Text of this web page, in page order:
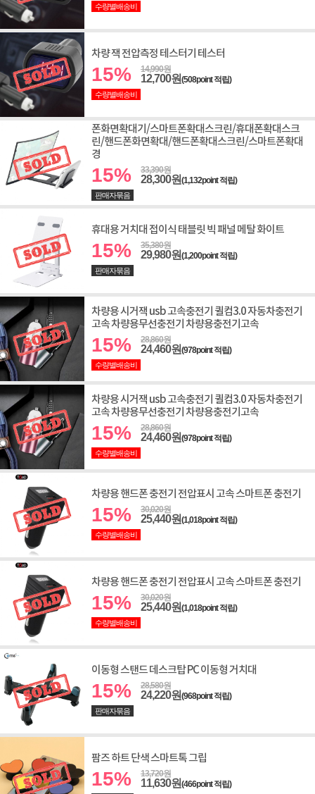
수량별배송비
차량 잭 전압측정 테스터기 테스터
15% 14,990원
12,700원(508point 적립)
수량별배송비
폰화면확대기/스마트폰확대스크린/휴대폰확대스크
린/핸드폰화면확대/핸드폰확대스크린/스마트폰확대
경
15% 33,390원
28,300원(1,132point 적립)
판매자묶음
휴대용 거치대 접이식 태블릿 빅 패널 메탈 화이트
15% 35,380원
29,980원(1,200point 적립)
판매자묶음
차량용 시거잭 usb 고속충전기 퀼컴3.0 자동차충전기
고속 차량용무선충전기 차량용충전기고속
15% 28,860원
24,460원(978point 적립)
수량별배송비
차량용 시거잭 usb 고속충전기 퀼컴3.0 자동차충전기
고속 차량용무선충전기 차량용충전기고속
15% 28,860원
24,460원(978point 적립)
수량별배송비
차량용 핸드폰 충전기 전압표시 고속 스마트폰 충전기
15% 30,020원
25,440원(1,018point 적립)
수량별배송비
차량용 핸드폰 충전기 전압표시 고속 스마트폰 충전기
15% 30,020원
25,440원(1,018point 적립)
수량별배송비
이동형 스탠드 데스크탑 PC 이동형 거치대
15% 28,580원
24,220원(968point 적립)
판매자묶음
팜즈 하트 단색 스마트톡 그립
15% 13,720원
11,630원(466point 적립)